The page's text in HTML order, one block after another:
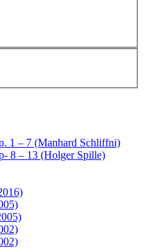
1 – 7 (Manhard Schliffni)
8 – 13 (Holger Spille)